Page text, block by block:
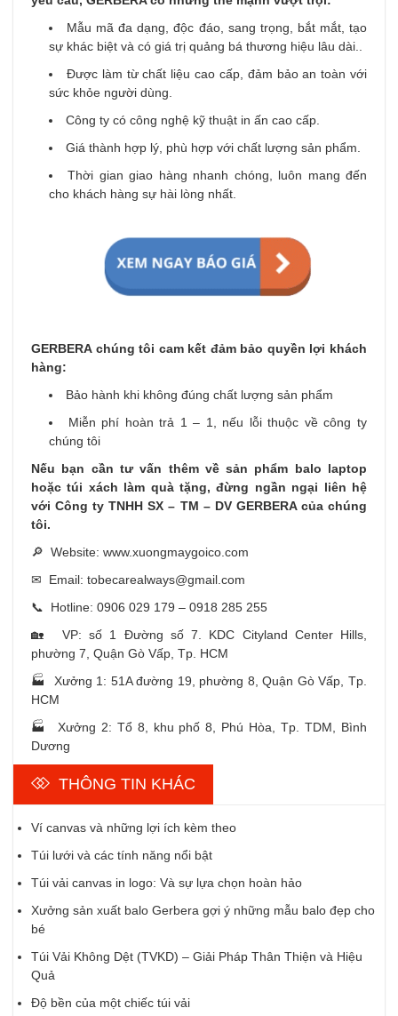
Mẫu mã đa dạng, độc đáo, sang trọng, bắt mắt, tạo
sự khác biệt và có giá trị quảng bá thương hiệu lâu dài..
Được làm từ chất liệu cao cấp, đảm bảo an toàn với
sức khỏe người dùng.
Công ty có công nghệ kỹ thuật in ấn cao cấp.
Giá thành hợp lý, phù hợp với chất lượng sản phẩm.
Thời gian giao hàng nhanh chóng, luôn mang đến
cho khách hàng sự hài lòng nhất.
GERBERA chúng tôi cam kết đảm bảo quyền lợi khách
hàng:
Bảo hành khi không đúng chất lượng sản phẩm
Miễn phí hoàn trả 1 – 1, nếu lỗi thuộc về công ty
chúng tôi
Nếu bạn cần tư vấn thêm về sản phẩm balo laptop
hoặc túi xách làm quà tặng, đừng ngần ngại liên hệ
với Công ty TNHH SX – TM – DV GERBERA của chúng
tôi.
🔎 Website: www.xuongmaygoico.com
✉ Email: tobecarealways@gmail.com
📞 Hotline: 0906 029 179 – 0918 285 255
🏡 VP: số 1 Đường số 7. KDC Cityland Center Hills,
phường 7, Quận Gò Vấp, Tp. HCM
🏭 Xưởng 1: 51A đường 19, phường 8, Quận Gò Vấp, Tp.
HCM
🏭 Xưởng 2: Tổ 8, khu phố 8, Phú Hòa, Tp. TDM, Bình
Dương
THÔNG TIN KHÁC
Ví canvas và những lợi ích kèm theo
Túi lưới và các tính năng nổi bật
Túi vải canvas in logo: Và sự lựa chọn hoàn hảo
Xưởng sản xuất balo Gerbera gợi ý những mẫu balo đẹp cho
bé
Túi Vải Không Dệt (TVKD) – Giải Pháp Thân Thiện và Hiệu
Quả
Độ bền của một chiếc túi vải